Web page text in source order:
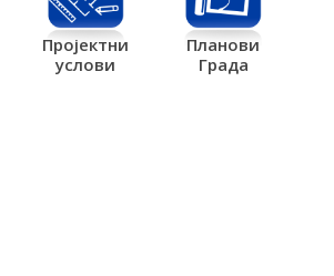
Пројектни
услови
Планови
Града